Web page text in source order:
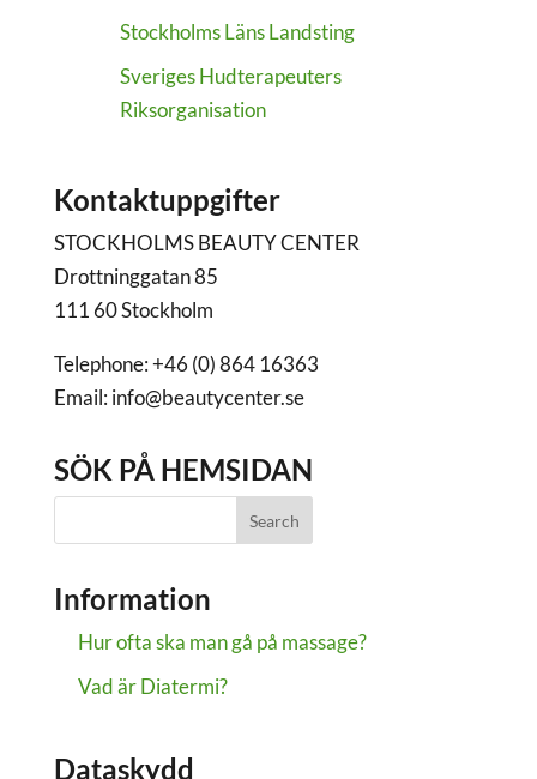
Stockholms Läns Landsting
Sveriges Hudterapeuters
Riksorganisation
Kontaktuppgifter
STOCKHOLMS BEAUTY CENTER
Drottninggatan 85
111 60 Stockholm
Telephone: +46 (0) 864 16363
Email: info@beautycenter.se
SÖK PÅ HEMSIDAN
Information
Hur ofta ska man gå på massage?
Vad är Diatermi?
Dataskydd